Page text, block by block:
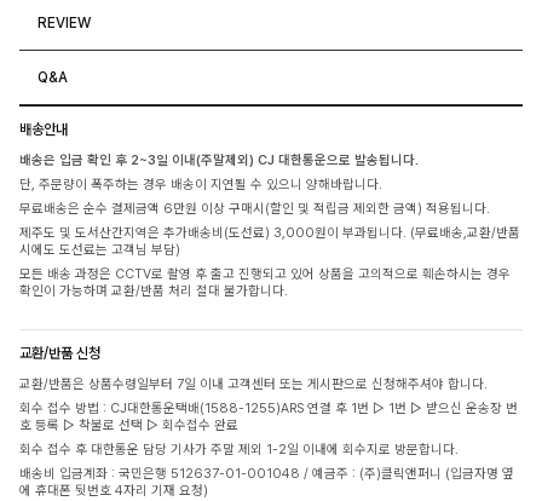
REVIEW
Q&A
배송안내
배송은 입금 확인 후 2~3일 이내(주말제외) CJ 대한통운으로 발송됩니다.
단, 주문량이 폭주하는 경우 배송이 지연될 수 있으니 양해바랍니다.
무료배송은 순수 결제금액 6만원 이상 구매시(할인 및 적립금 제외한 금액) 적용됩니다.
제주도 및 도서산간지역은 추가배송비(도선료) 3,000원이 부과됩니다. (무료배송,교환/반품
시에도 도선료는 고객님 부담)
모든 배송 과정은 CCTV로 촬영 후 출고 진행되고 있어 상품을 고의적으로 훼손하시는 경우
확인이 가능하며 교환/반품 처리 절대 불가합니다.
교환/반품 신청
교환/반품은 상품수령일부터 7일 이내 고객센터 또는 게시판으로 신청해주셔야 합니다.
회수 접수 방법 : CJ대한통운택배(1588-1255)ARS 연결 후 1번 ▷ 1번 ▷ 받으신 운송장 번
호 등록 ▷ 착불로 선택 ▷ 회수접수 완료
회수 접수 후 대한통운 담당 기사가 주말 제외 1-2일 이내에 회수지로 방문합니다.
배송비 입금계좌 : 국민은행 512637-01-001048 / 예금주 : (주)클릭앤퍼니 (입금자명 옆
에 휴대폰 뒷번호 4자리 기재 요청)